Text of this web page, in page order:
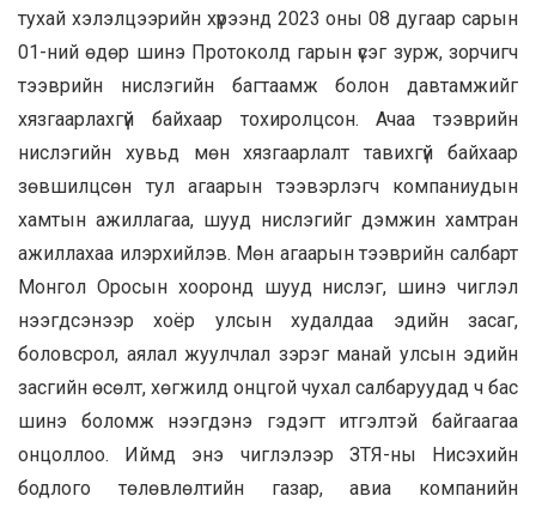
тухай хэлэлцээрийн хүрээнд 2023 оны 08 дугаар сарын
01-ний өдөр шинэ Протоколд гарын үсэг зурж, зорчигч
тээврийн нислэгийн багтаамж болон давтамжийг
хязгаарлахгүй байхаар тохиролцсон. Ачаа тээврийн
нислэгийн хувьд мөн хязгаарлалт тавихгүй байхаар
зөвшилцсөн тул агаарын тээвэрлэгч компаниудын
хамтын ажиллагаа, шууд нислэгийг дэмжин хамтран
ажиллахаа илэрхийлэв. Мөн агаарын тээврийн салбарт
Монгол Оросын хооронд шууд нислэг, шинэ чиглэл
нээгдсэнээр хоёр улсын худалдаа эдийн засаг,
боловсрол, аялал жуулчлал зэрэг манай улсын эдийн
засгийн өсөлт, хөгжилд онцгой чухал салбаруудад ч бас
шинэ боломж нээгдэнэ гэдэгт итгэлтэй байгаагаа
онцоллоо. Иймд энэ чиглэлээр ЗТЯ-ны Нисэхийн
бодлого төлөвлөлтийн газар, авиа компанийн